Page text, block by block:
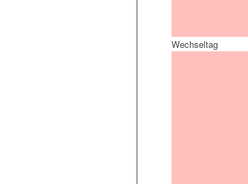
Wechseltag